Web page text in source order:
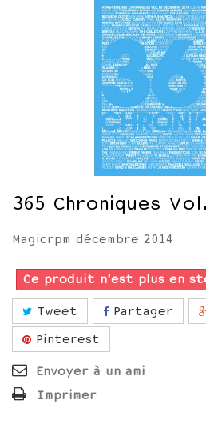
365 Chroniques
Magicrpm décembre 2014
Ce produit n'est plus en
Tweet Partager
Pinterest
Envoyer à un ami
Imprimer